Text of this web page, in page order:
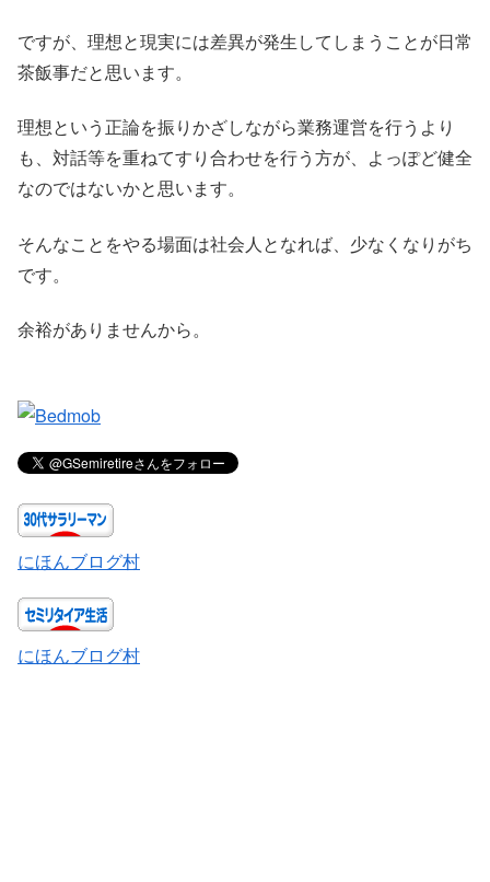
ですが、理想と現実には差異が発生してしまうことが日常
茶飯事だと思います。
理想という正論を振りかざしながら業務運営を行うより
も、対話等を重ねてすり合わせを行う方が、よっぽど健全
なのではないかと思います。
そんなことをやる場面は社会人となれば、少なくなりがち
です。
余裕がありませんから。
にほんブログ村
にほんブログ村